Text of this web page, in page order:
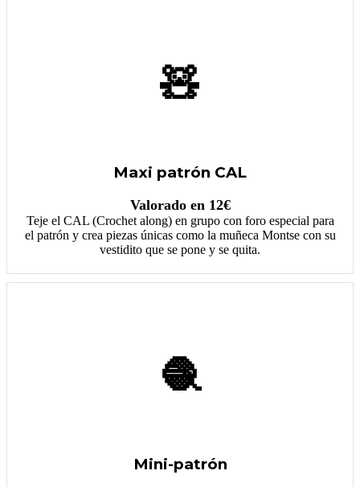
🧸
Maxi patrón CAL
Valorado en 12€
Teje el CAL (Crochet along) en grupo con foro especial para
el patrón y crea piezas únicas como la muñeca Montse con su
vestidito que se pone y se quita.
🧶
Mini-patrón